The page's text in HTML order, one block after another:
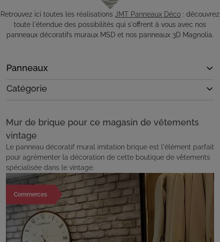
Retrouvez ici toutes les réalisations JMT Panneaux Déco : découvrez
toute l'étendue des possibilités qui s'offrent à vous avec nos
panneaux décoratifs muraux MSD et nos panneaux 3D Magnolia.
Panneaux
Catégorie
Mur de brique pour ce magasin de vêtements
vintage
Le panneau décoratif mural imitation brique est l'élément parfait
pour agrémenter la décoration de cette boutique de vêtements
spécialisée dans le vintage.
Commerces